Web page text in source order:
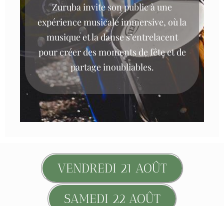
Zuruba invite son public à une
expérience musicale immersive, où la
musique et la danse s’entrelacent
pour créer des moments de fête et de
partage inoubliables.
VENDREDI 21 AOÛT
SAMEDI 22 AOÛT